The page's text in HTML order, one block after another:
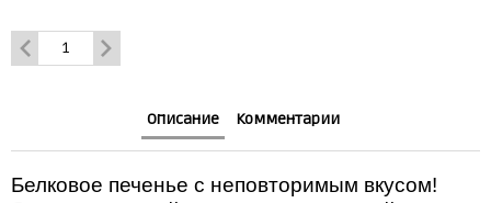
Описание Комментарии
Белковое печенье с неповторимым вкусом!